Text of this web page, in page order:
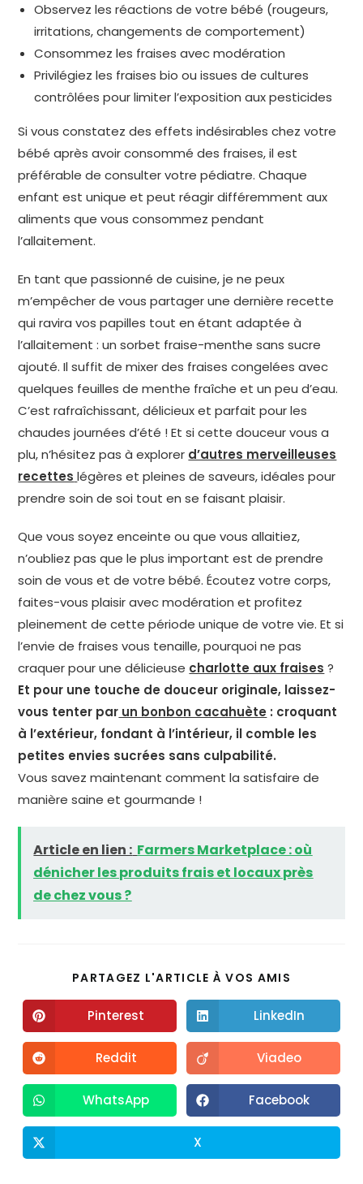
Observez les réactions de votre bébé (rougeurs,
irritations, changements de comportement)
Consommez les fraises avec modération
Privilégiez les fraises bio ou issues de cultures
contrôlées pour limiter l’exposition aux pesticides
Si vous constatez des effets indésirables chez votre
bébé après avoir consommé des fraises, il est
préférable de consulter votre pédiatre. Chaque
enfant est unique et peut réagir différemment aux
aliments que vous consommez pendant
l’allaitement.
En tant que passionné de cuisine, je ne peux
m’empêcher de vous partager une dernière recette
qui ravira vos papilles tout en étant adaptée à
l’allaitement : un sorbet fraise-menthe sans sucre
ajouté. Il suffit de mixer des fraises congelées avec
quelques feuilles de menthe fraîche et un peu d’eau.
C’est rafraîchissant, délicieux et parfait pour les
chaudes journées d’été ! Et si cette douceur vous a
plu, n’hésitez pas à explorer d’autres merveilleuses
recettes légères et pleines de saveurs, idéales pour
prendre soin de soi tout en se faisant plaisir.
Que vous soyez enceinte ou que vous allaitiez,
n’oubliez pas que le plus important est de prendre
soin de vous et de votre bébé. Écoutez votre corps,
faites-vous plaisir avec modération et profitez
pleinement de cette période unique de votre vie. Et si
l’envie de fraises vous tenaille, pourquoi ne pas
craquer pour une délicieuse charlotte aux fraises ?
Et pour une touche de douceur originale, laissez-
vous tenter par un bonbon cacahuète : croquant
à l’extérieur, fondant à l’intérieur, il comble les
petites envies sucrées sans culpabilité.
Vous savez maintenant comment la satisfaire de
manière saine et gourmande !
Article en lien : Farmers Marketplace : où
dénicher les produits frais et locaux près
de chez vous ?
PARTAGEZ L'ARTICLE À VOS AMIS
Pinterest LinkedIn
Reddit Viadeo
WhatsApp Facebook
X